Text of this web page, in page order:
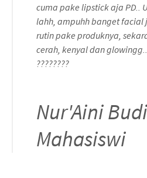
cuma pake lipstick aja PD..
lahh, ampuhh banget
rutin pake produknya,
cerah, kenyal dan
????????
Nur'Aini
Mahasiswi